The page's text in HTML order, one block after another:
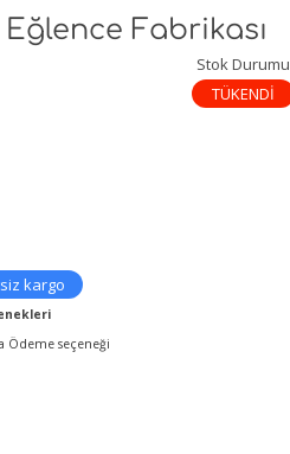
Fabrikası
Stok Durumu
TÜKENDİ
kargo
Ödeme seçeneği